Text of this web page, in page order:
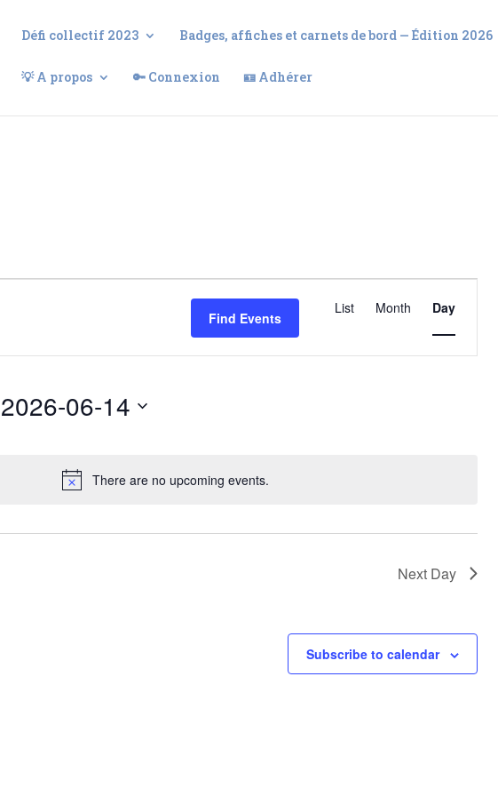
Défi collectif 2023 Badges, affiches et carnets de bord — Édition 2026
💡 A propos 🔑 Connexion 🪪 Adhérer
Notice
There are no upcoming events.
Find Events Views
Navigation
List Month Day
2026-06-14
Next Day
Subscribe to calendar